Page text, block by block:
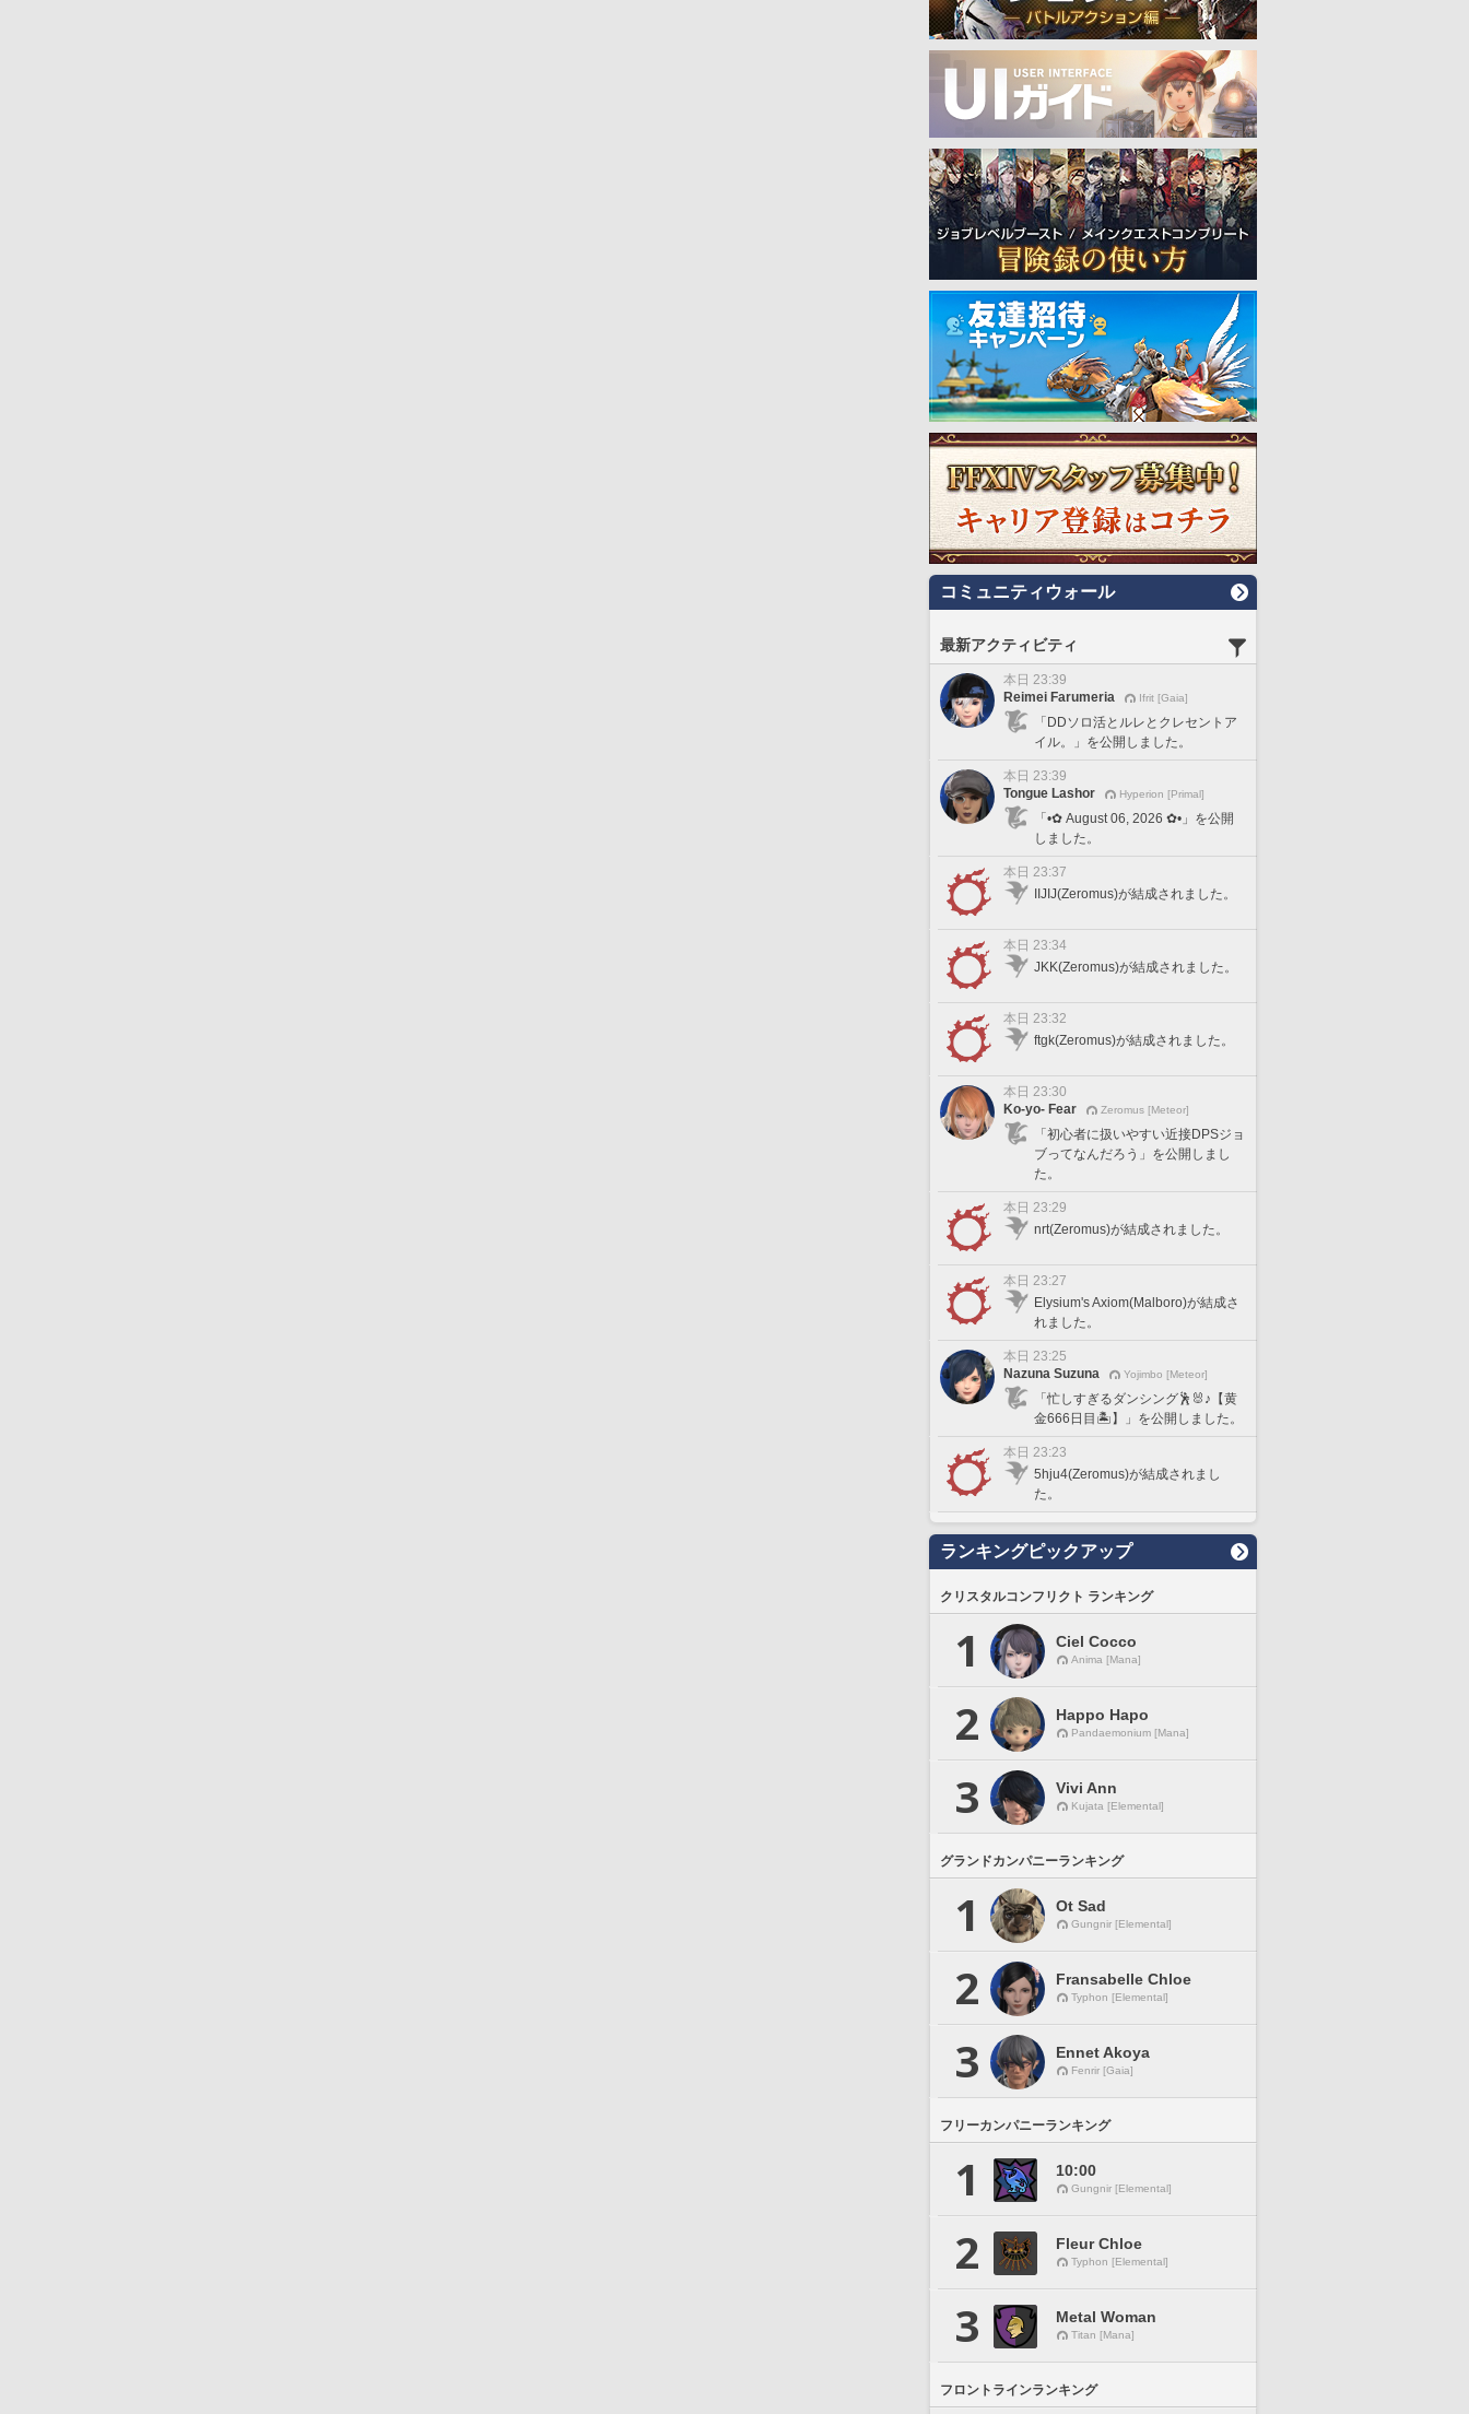
コミュニティウォール
最新アクティビティ
本日 23:39
Reimei Farumeria
Ifrit [Gaia]
「DDソロ活とルレとクレセントア
イル。」を公開しました。
本日 23:39
Tongue Lashor
Hyperion [Primal]
「•✿ August 06, 2026 ✿•」を公開
しました。
本日 23:37
IIJIJ(Zeromus)が結成されました。
本日 23:34
JKK(Zeromus)が結成されました。
本日 23:32
ftgk(Zeromus)が結成されました。
本日 23:30
Ko-yo- Fear
Zeromus [Meteor]
「初心者に扱いやすい近接DPSジョ
ブってなんだろう」を公開しまし
た。
本日 23:29
nrt(Zeromus)が結成されました。
本日 23:27
Elysium's Axiom(Malboro)が結成さ
れました。
本日 23:25
Nazuna Suzuna
Yojimbo [Meteor]
「忙しすぎるダンシング🕺🐰♪【黄
金666日目🏝️】」を公開しました。
本日 23:23
5hju4(Zeromus)が結成されまし
た。
ランキングピックアップ
クリスタルコンフリクト ランキング
1 Ciel Cocco
Anima [Mana]
2 Happo Hapo
Pandaemonium [Mana]
3 Vivi Ann
Kujata [Elemental]
グランドカンパニーランキング
1 Ot Sad
Gungnir [Elemental]
2 Fransabelle Chloe
Typhon [Elemental]
3 Ennet Akoya
Fenrir [Gaia]
フリーカンパニーランキング
1 10:00
Gungnir [Elemental]
2 Fleur Chloe
Typhon [Elemental]
3 Metal Woman
Titan [Mana]
フロントラインランキング